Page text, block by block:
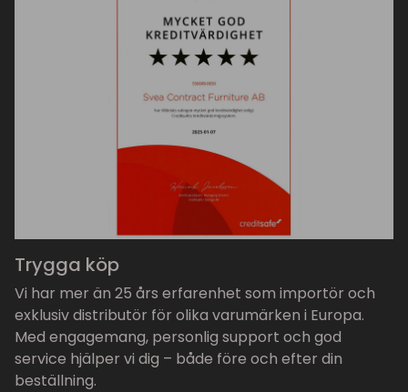
Trygga köp
Vi har mer än 25 års erfarenhet som importör och
exklusiv distributör för olika varumärken i Europa.
Med engagemang, personlig support och god
service hjälper vi dig – både före och efter din
beställning.